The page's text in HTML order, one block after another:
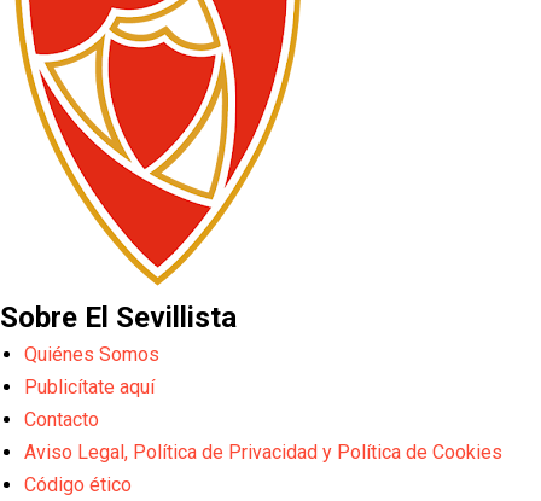
Sobre El Sevillista
Quiénes Somos
Publicítate aquí
Contacto
Aviso Legal, Política de Privacidad y Política de Cookies
Código ético